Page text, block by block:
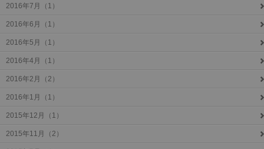
2016年7月（1）
2016年6月（1）
2016年5月（1）
2016年4月（1）
2016年2月（2）
2016年1月（1）
2015年12月（1）
2015年11月（2）